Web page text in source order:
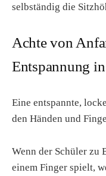
selbständig die
Achte von
Entspannung
Eine entspannte,
den Händen und
Wenn der Schüler zu
einem Finger spielt,